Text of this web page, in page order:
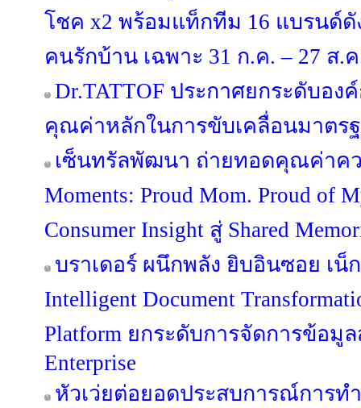
โชค x2 พร้อมแท็กทีม 16 แบรนด์
คนรักบ้าน เฉพาะ 31 ก.ค. – 27 ส.
Dr.TATTOF ประกาศยกระดับอง
คุณค่าหลักในการขับเคลื่อนมาตร
เซ็นทรัลพัฒนา ถ่ายทอดคุณค่าค
Moments: Proud Mom. Proud of
Consumer Insight สู่ Shared
บราเดอร์ ผนึกพลัง ยิบอินซอย เน็
Intelligent Document
Platform ยกระดับการจัดการข้อมู
Enterprise
หัวเว่ยต่อยอดประสบการณ์การท